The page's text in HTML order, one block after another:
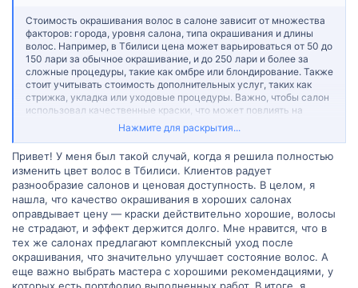
Стоимость окрашивания волос в салоне зависит от множества
факторов: города, уровня салона, типа окрашивания и длины
волос. Например, в Тбилиси цена может варьироваться от 50 до
150 лари за обычное окрашивание, и до 250 лари и более за
сложные процедуры, такие как омбре или блондирование. Также
стоит учитывать стоимость дополнительных услуг, таких как
стрижка, укладка или уходовые процедуры. Важно, чтобы салон
использовал качественные краски, что может повлиять на
итоговую цену. Не забудьте также уточнить цену за
консультацию, если она предоставляется отдельно. Какой опыт
Нажмите для раскрытия...
Привет! У меня был такой случай, когда я решила полностью
изменить цвет волос в Тбилиси. Клиентов радует
разнообразие салонов и ценовая доступность. В целом, я
нашла, что качество окрашивания в хороших салонах
оправдывает цену — краски действительно хорошие, волосы
не страдают, и эффект держится долго. Мне нравится, что в
тех же салонах предлагают комплексный уход после
окрашивания, что значительно улучшает состояние волос. А
еще важно выбрать мастера с хорошими рекомендациями, у
которых есть портфолио выполненных работ. В итоге, я